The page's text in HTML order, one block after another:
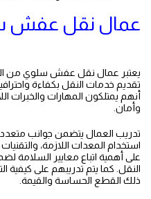
عمال نقل عفش
يعتبر عمال نقل عفش سلوي من
تقديم خدمات النقل بكفاءة
أنهم يمتلكون المهارات والخبرات
وأمان.
تدريب العمال يتضمن جوانب
استخدام المعدات اللازمة،
على أهمية اتباع معايير السلامة
النقل. كما يتم تدريبهم على كيفية
ذلك القطع الحساسة والقيمة.